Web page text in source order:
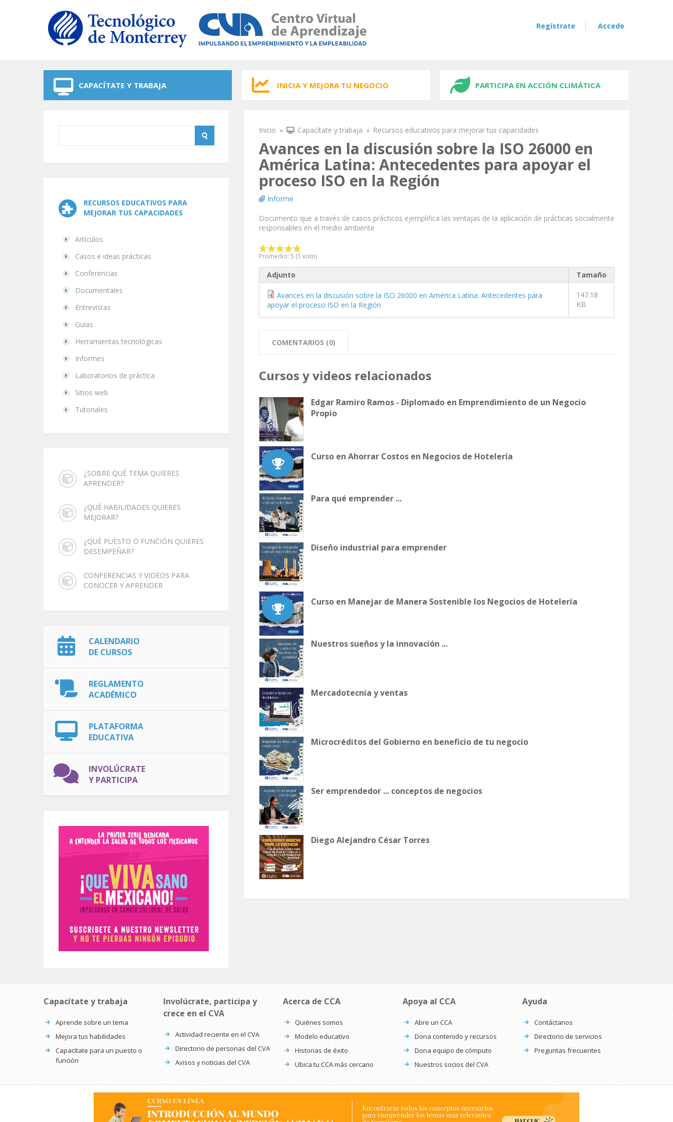
Regístrate Accede
CAPACÍTATE Y TRABAJA INICIA Y MEJORA TU NEGOCIO PARTICIPA EN ACCIÓN CLIMÁTICA
RECURSOS EDUCATIVOS PARA
MEJORAR TUS CAPACIDADES
Artículos
Casos e ideas prácticas
Conferencias
Documentales
Entrevistas
Guías
Herramientas tecnológicas
Informes
Laboratorios de práctica
Sitios web
Tutoriales
¿SOBRE QUÉ TEMA QUIERES
APRENDER?
¿QUÉ HABILIDADES QUIERES
MEJORAR?
¿QUÉ PUESTO O FUNCIÓN QUIERES
DESEMPEÑAR?
CONFERENCIAS Y VIDEOS PARA
CONOCER Y APRENDER
CALENDARIO
DE CURSOS
REGLAMENTO
ACADÉMICO
PLATAFORMA
EDUCATIVA
INVOLÚCRATE
Y PARTICIPA
Se encuentra usted aquí
Inicio » Capacítate y trabaja » Recursos educativos para mejorar tus capacidades
Avances en la discusión sobre la ISO 26000 en
América Latina: Antecedentes para apoyar el
proceso ISO en la Región
Informe
Documento que a través de casos prácticos ejemplifica las ventajas de la aplicación de prácticas socialmente
responsables en el medio ambiente
Promedio: 5 (1 voto)
Adjunto Tamaño
Avances en la discusión sobre la ISO 26000 en América Latina: Antecedentes para
apoyar el proceso ISO en la Región
147.18
KB
COMENTARIOS (0)
Cursos y videos relacionados
Edgar Ramiro Ramos - Diplomado en Emprendimiento de un Negocio
Propio
Curso en Ahorrar Costos en Negocios de Hotelería
Para qué emprender ...
Diseño industrial para emprender
Curso en Manejar de Manera Sostenible los Negocios de Hotelería
Nuestros sueños y la innovación ...
Mercadotecnia y ventas
Microcréditos del Gobierno en beneficio de tu negocio
Ser emprendedor ... conceptos de negocios
Diego Alejandro César Torres
Capacítate y trabaja
Aprende sobre un tema
Mejora tus habilidades
Capacítate para un puesto o
función
Involúcrate, participa y
crece en el CVA
Actividad reciente en el CVA
Directorio de personas del CVA
Avisos y noticias del CVA
Acerca de CCA
Quiénes somos
Modelo educativo
Historias de éxito
Ubica tu CCA más cercano
Apoya al CCA
Abre un CCA
Dona contenido y recursos
Dona equipo de cómputo
Nuestros socios del CVA
Ayuda
Contáctanos
Directorio de servicios
Preguntas frecuentes